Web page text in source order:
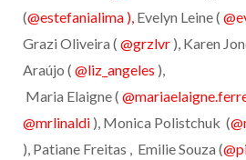
(@estefanialima ), Evelyn Leine (
Grazi Oliveira ( @grzlvr ), Karen
Araújo ( @liz_angeles ),
Maria Elaigne (
@mrlinaldi ), Monica Polistchuk (
), Patiane Freitas , Emilie Souza (